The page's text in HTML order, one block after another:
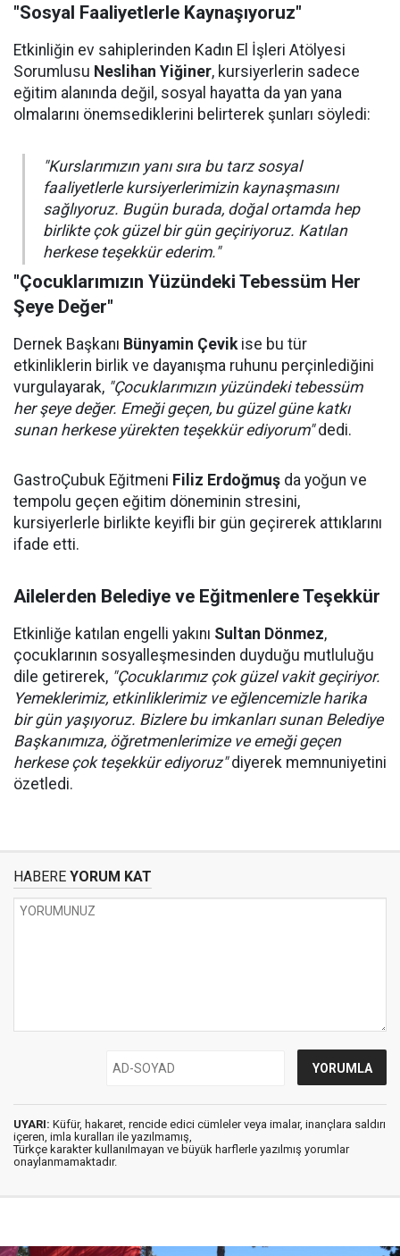
"Sosyal Faaliyetlerle Kaynaşıyoruz"
Etkinliğin ev sahiplerinden Kadın El İşleri Atölyesi
Sorumlusu Neslihan Yiğiner, kursiyerlerin sadece
eğitim alanında değil, sosyal hayatta da yan yana
olmalarını önemsediklerini belirterek şunları söyledi:
"Kurslarımızın yanı sıra bu tarz sosyal
faaliyetlerle kursiyerlerimizin kaynaşmasını
sağlıyoruz. Bugün burada, doğal ortamda hep
birlikte çok güzel bir gün geçiriyoruz. Katılan
herkese teşekkür ederim."
"Çocuklarımızın Yüzündeki Tebessüm Her
Şeye Değer"
Dernek Başkanı Bünyamin Çevik ise bu tür
etkinliklerin birlik ve dayanışma ruhunu perçinlediğini
vurgulayarak, "Çocuklarımızın yüzündeki tebessüm
her şeye değer. Emeği geçen, bu güzel güne katkı
sunan herkese yürekten teşekkür ediyorum"dedi.
GastroÇubuk Eğitmeni Filiz Erdoğmuş da yoğun ve
tempolu geçen eğitim döneminin stresini,
kursiyerlerle birlikte keyifli bir gün geçirerek attıklarını
ifade etti.
Ailelerden Belediye ve Eğitmenlere Teşekkür
Etkinliğe katılan engelli yakını Sultan Dönmez,
çocuklarının sosyalleşmesinden duyduğu mutluluğu
dile getirerek, "Çocuklarımız çok güzel vakit geçiriyor.
Yemeklerimiz, etkinliklerimiz ve eğlencemizle harika
bir gün yaşıyoruz. Bizlere bu imkanları sunan Belediye
Başkanımıza, öğretmenlerimize ve emeği geçen
herkese çok teşekkür ediyoruz"diyerek memnuniyetini
özetledi.
HABERE YORUM KAT
UYARI: Küfür, hakaret, rencide edici cümleler veya imalar, inançlara saldırı
içeren, imla kuralları ile yazılmamış,
Türkçe karakter kullanılmayan ve büyük harflerle yazılmış yorumlar
onaylanmamaktadır.